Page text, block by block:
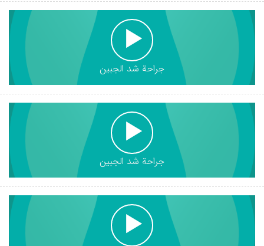
جراحة شد الجبين
جراحة شد الجبين